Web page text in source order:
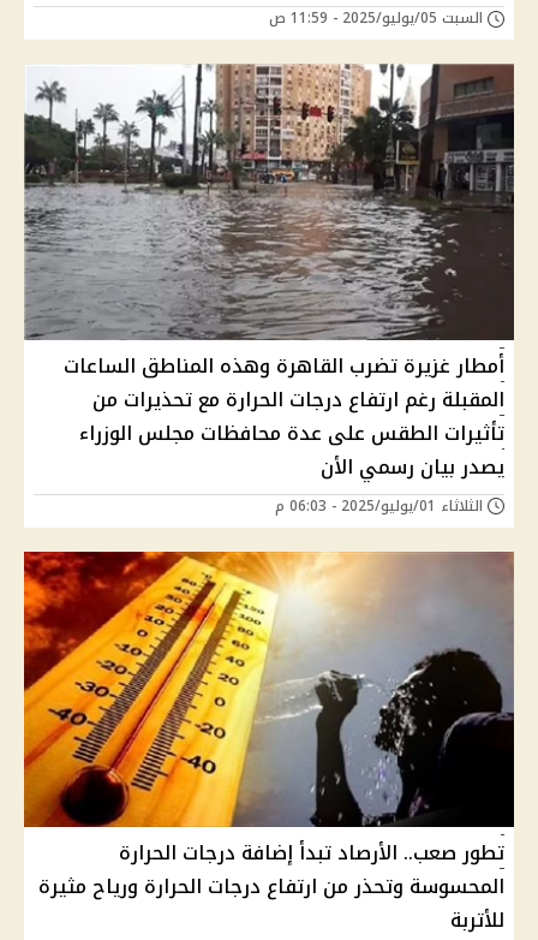
السبت 05/يوليو/2025 - 11:59 ص
أمطار غزيرة تضرب القاهرة وهذه المناطق الساعات
المقبلة رغم ارتفاع درجات الحرارة مع تحذيرات من
تأثيرات الطقس على عدة محافظات مجلس الوزراء
يصدر بيان رسمي الأن
الثلاثاء 01/يوليو/2025 - 06:03 م
تطور صعب.. الأرصاد تبدأ إضافة درجات الحرارة
المحسوسة وتحذر من ارتفاع درجات الحرارة ورياح مثيرة
للأتربة